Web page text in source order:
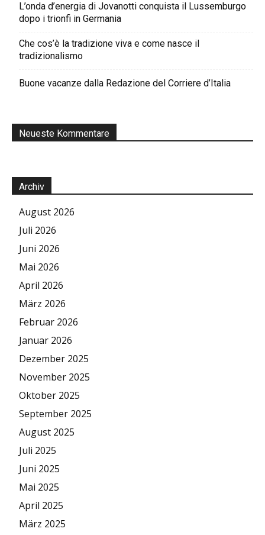
L’onda d’energia di Jovanotti conquista il Lussemburgo
dopo i trionfi in Germania
Che cos’è la tradizione viva e come nasce il
tradizionalismo
Buone vacanze dalla Redazione del Corriere d’Italia
Neueste Kommentare
Archiv
August 2026
Juli 2026
Juni 2026
Mai 2026
April 2026
März 2026
Februar 2026
Januar 2026
Dezember 2025
November 2025
Oktober 2025
September 2025
August 2025
Juli 2025
Juni 2025
Mai 2025
April 2025
März 2025